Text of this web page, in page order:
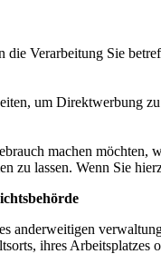
Verarbeitung Sie
um Direktwerbung
machen möchten,
zu lassen. Wenn Sie
anderweitigen
ihres Arbeitsplatzes